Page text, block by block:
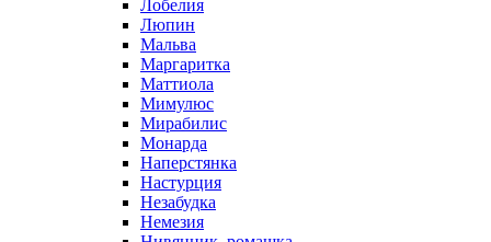
Лобелия
Люпин
Мальва
Маргаритка
Маттиола
Мимулюс
Мирабилис
Монарда
Наперстянка
Настурция
Незабудка
Немезия